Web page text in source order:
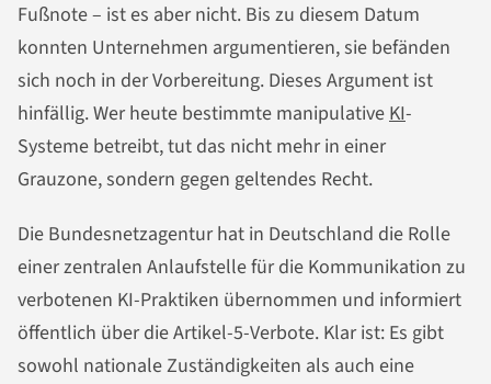
Fußnote – ist es aber nicht. Bis zu diesem Datum
konnten Unternehmen argumentieren, sie befänden
sich noch in der Vorbereitung. Dieses Argument ist
hinfällig. Wer heute bestimmte manipulativeKI-
Systeme betreibt, tut das nicht mehr in einer
Grauzone, sondern gegen geltendes Recht.
Die Bundesnetzagentur hat in Deutschland die Rolle
einer zentralen Anlaufstelle für die Kommunikation zu
verbotenen KI-Praktiken übernommen und informiert
öffentlich über die Artikel-5-Verbote. Klar ist: Es gibt
sowohl nationale Zuständigkeiten als auch eine